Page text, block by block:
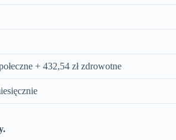
+ 432,54 zł zdrowotne